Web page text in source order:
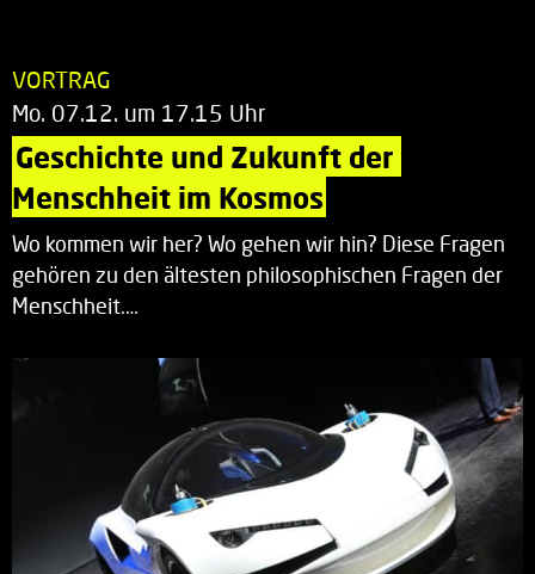
VORTRAG
Mo. 07.12. um 17.15 Uhr
Geschichte und Zukunft der
Menschheit im Kosmos
Wo kommen wir her? Wo gehen wir hin? Diese Fragen
gehören zu den ältesten philosophischen Fragen der
Menschheit.…